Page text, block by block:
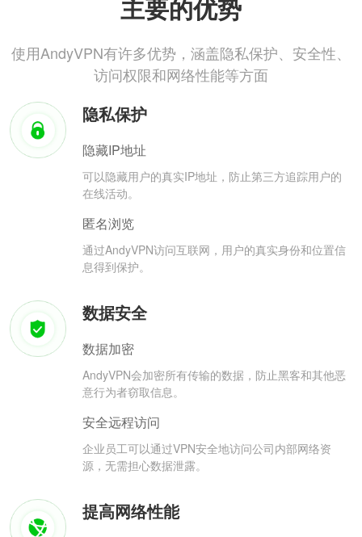
主要的优势
使用AndyVPN有许多优势，涵盖隐私保护、安全性、
访问权限和网络性能等方面
隐私保护
隐藏IP地址
可以隐藏用户的真实IP地址，防止第三方追踪用户的
在线活动。
匿名浏览
通过AndyVPN访问互联网，用户的真实身份和位置信
息得到保护。
数据安全
数据加密
AndyVPN会加密所有传输的数据，防止黑客和其他恶
意行为者窃取信息。
安全远程访问
企业员工可以通过VPN安全地访问公司内部网络资
源，无需担心数据泄露。
提高网络性能